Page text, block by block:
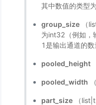
其中数值的类型
group_size （
为int32（例如，
1是输出通道的
pooled_height
pooled_width
part_size （